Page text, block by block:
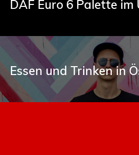
DAF Euro 6 Palette im
Essen und Trinken in